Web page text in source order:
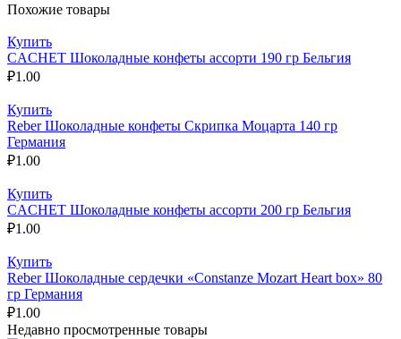
Похожие товары
Купить
CACHET Шоколадные конфеты ассорти 190 гр Бельгия
₽1.00
Купить
Reber Шоколадные конфеты Скрипка Моцарта 140 гр
Германия
₽1.00
Купить
CACHET Шоколадные конфеты ассорти 200 гр Бельгия
₽1.00
Купить
Reber Шоколадные сердечки «Constanze Mozart Heart box» 80
гр Германия
₽1.00
Недавно просмотренные товары